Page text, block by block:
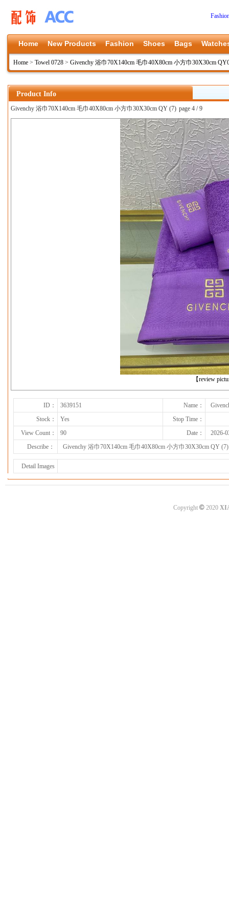
Home New Products Fashion Shoes Bags
Home > Towel 0728 > Givenchy 浴巾70X140cm 毛巾40X80cm 小方巾30X30cm
Product Info
Givenchy 浴巾70X140cm 毛巾40X80cm 小方巾30X30cm QY (7) page 4 / 9
【review
上一张
下一张
ID： 3639151 Name：
Stock：
Yes
Stop Time：
View Count：
90 Date：
2026-
Describe：
Givenchy 浴巾70X140cm 毛巾40X80cm 小方巾30X30cm QY (7)
Detail Images
Copyright ©2020